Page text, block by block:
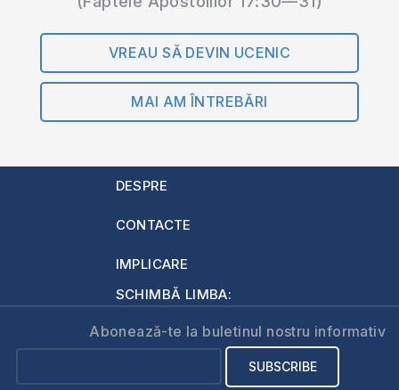
VREAU SĂ DEVIN UCENIC
MAI AM ÎNTREBĂRI
DESPRE
CONTACTE
IMPLICARE
SCHIMBĂ LIMBA:
Abonează-te la buletinul nostru informativ